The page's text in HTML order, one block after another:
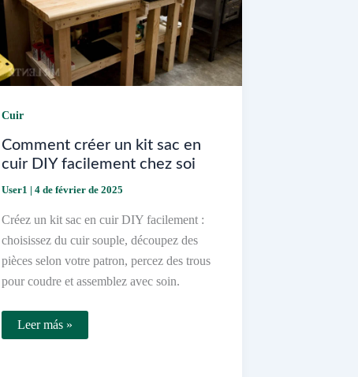
Cuir
Comment créer un kit sac en
cuir DIY facilement chez soi
User1 |4 de février de 2025
Créez un kit sac en cuir DIY facilement :
choisissez du cuir souple, découpez des
pièces selon votre patron, percez des trous
pour coudre et assemblez avec soin.
Comment
créer
Leer más »